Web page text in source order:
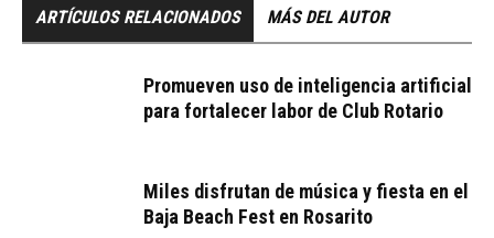
ARTÍCULOS RELACIONADOS MÁS DEL AUTOR
Promueven uso de inteligencia artificial
para fortalecer labor de Club Rotario
Miles disfrutan de música y fiesta en el
Baja Beach Fest en Rosarito